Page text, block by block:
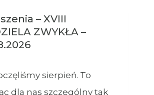
– XVIII
ZWYKŁA –
sierpień. To
dla nas szczególny tak